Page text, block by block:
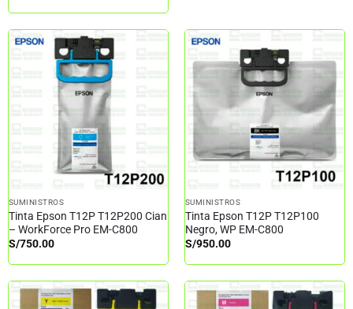
SUMINISTROS
Tinta Epson T12P T12P200 Cian
– WorkForce Pro EM-C800
S/750.00
SUMINISTROS
Tinta Epson T12P T12P100
Negro, WP EM-C800
S/950.00